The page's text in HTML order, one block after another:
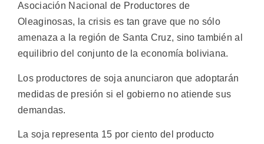
Asociación Nacional de Productores de
Oleaginosas, la crisis es tan grave que no sólo
amenaza a la región de Santa Cruz, sino también al
equilibrio del conjunto de la economía boliviana.
Los productores de soja anunciaron que adoptarán
medidas de presión si el gobierno no atiende sus
demandas.
La soja representa 15 por ciento del producto